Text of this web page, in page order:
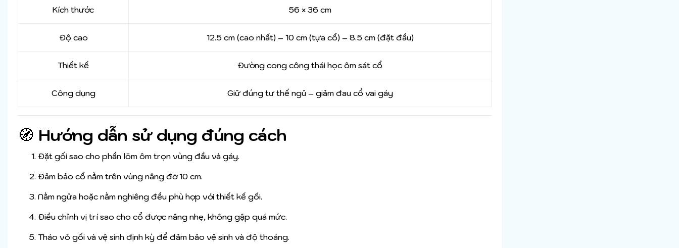
Kích thước 56 × 36 cm
Độ cao 12.5 cm (cao nhất) – 10 cm (tựa cổ) – 8.5 cm (đặt đầu)
Thiết kế Đường cong công thái học ôm sát cổ
Công dụng Giữ đúng tư thế ngủ – giảm đau cổ vai gáy
🧭 Hướng dẫn sử dụng đúng cách
Đặt gối sao cho phần lõm ôm trọn vùng đầu và gáy.
Đảm bảo cổ nằm trên vùng nâng đỡ 10 cm.
Nằm ngửa hoặc nằm nghiêng đều phù hợp với thiết kế gối.
Điều chỉnh vị trí sao cho cổ được nâng nhẹ, không gập quá mức.
Tháo vỏ gối và vệ sinh định kỳ để đảm bảo vệ sinh và độ thoáng.